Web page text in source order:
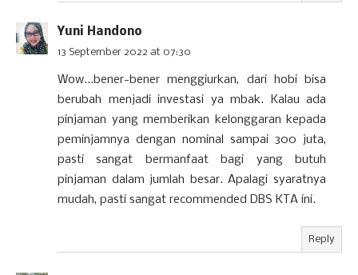
Yuni Handono
13 September 2022 at 07:30
Wow...bener-bener menggiurkan, dari hobi bisa
berubah menjadi investasi ya mbak. Kalau ada
pinjaman yang memberikan kelonggaran kepada
peminjamnya dengan nominal sampai 300 juta,
pasti sangat bermanfaat bagi yang butuh
pinjaman dalam jumlah besar. Apalagi syaratnya
mudah, pasti sangat recommended DBS KTA ini.
Reply